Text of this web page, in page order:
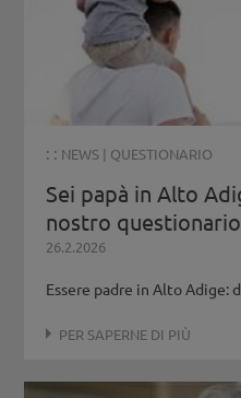
: : NEWS | QUESTIONARIO
Sei papà in Alto
nostro
26.2.2026
Essere padre in Alto Adige:
PER SAPERNE DI PIÙ